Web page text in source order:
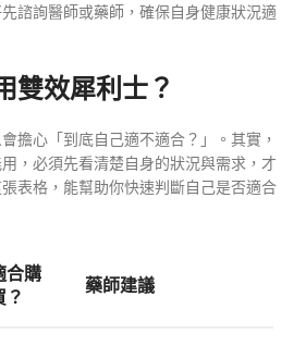
先諮詢醫師或藥師，確保自身健康狀況適
雙效犀利士？
擔心「到底自己適不適合？」。其實，
，必須先看清楚自身的狀況與需求，才
表格，能幫助你快速判斷自己是否適合
合購
？
藥師建議